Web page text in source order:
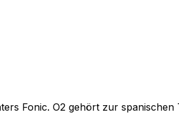
Fonic. O2 gehört zur spanischen